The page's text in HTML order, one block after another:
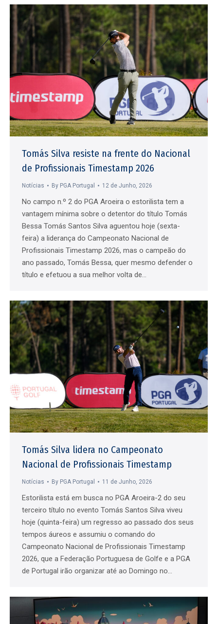
Tomás Silva resiste na frente do Nacional
de Profissionais Timestamp 2026
Notícias By PGA Portugal 12 de Junho, 2026
No campo n.º 2 do PGA Aroeira o estorilista tem a
vantagem mínima sobre o detentor do título Tomás
Bessa Tomás Santos Silva aguentou hoje (sexta-
feira) a liderança do Campeonato Nacional de
Profissionais Timestamp 2026, mas o campeão do
ano passado, Tomás Bessa, quer mesmo defender o
título e efetuou a sua melhor volta de…
Tomás Silva lidera no Campeonato
Nacional de Profissionais Timestamp
Notícias By PGA Portugal 11 de Junho, 2026
Estorilista está em busca no PGA Aroeira-2 do seu
terceiro título no evento Tomás Santos Silva viveu
hoje (quinta-feira) um regresso ao passado dos seus
tempos áureos e assumiu o comando do
Campeonato Nacional de Profissionais Timestamp
2026, que a Federação Portuguesa de Golfe e a PGA
de Portugal irão organizar até ao Domingo no…